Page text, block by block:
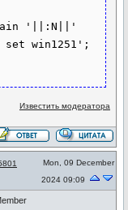
win1251';
Известить модератора
Mon, 09 December
2024 09:09